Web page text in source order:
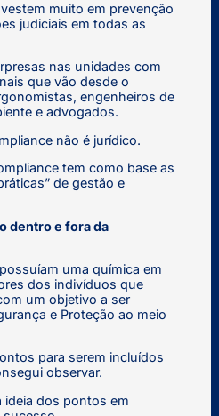
muito em prevenção
judiciais em todas as
nas unidades com
que vão desde o
engenheiros de
e advogados.
não é jurídico.
tem como base as
de gestão e
dentro e fora da
uma química em
dos indivíduos que
um objetivo a ser
e Proteção ao meio
para serem incluídos
observar.
ideia dos pontos em